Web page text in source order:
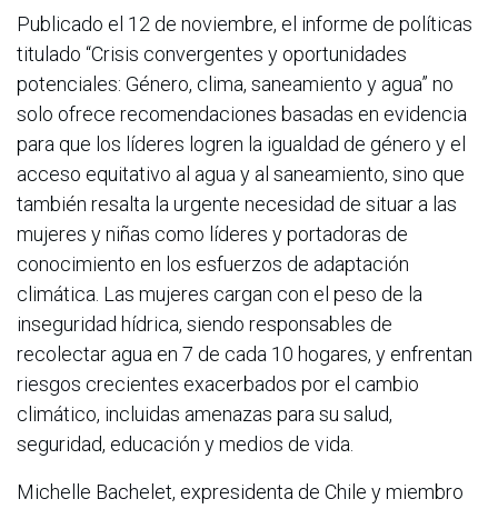
Publicado el 12 de noviembre, el informe de políticas
titulado “Crisis convergentes y oportunidades
potenciales: Género, clima, saneamiento y agua” no
solo ofrece recomendaciones basadas en evidencia
para que los líderes logren la igualdad de género y el
acceso equitativo al agua y al saneamiento, sino que
también resalta la urgente necesidad de situar a las
mujeres y niñas como líderes y portadoras de
conocimiento en los esfuerzos de adaptación
climática. Las mujeres cargan con el peso de la
inseguridad hídrica, siendo responsables de
recolectar agua en 7 de cada 10 hogares, y enfrentan
riesgos crecientes exacerbados por el cambio
climático, incluidas amenazas para su salud,
seguridad, educación y medios de vida.
Michelle Bachelet, expresidenta de Chile y miembro